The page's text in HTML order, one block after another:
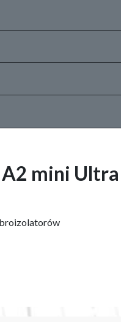
mini